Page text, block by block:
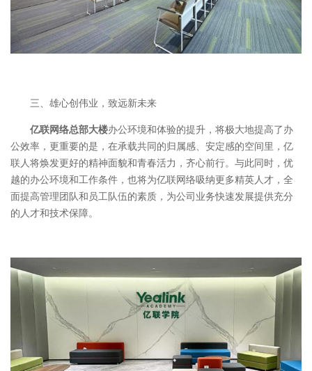
三、雄心创伟业，致远新未来
亿联网络总部大楼办公环境和体验的提升，将极大地提高了办
公效率，更重要的是，在承载共同的归属感、安定感的空间里，亿
联人将焕发更好的精神面貌和青春活力，齐心前行。与此同时，优
越的办公环境和工作条件，也将为亿联网络吸纳更多精英人才，全
面提高管理团队和员工队伍的素质，为公司业务快速发展提供充分
的人才和技术保障。